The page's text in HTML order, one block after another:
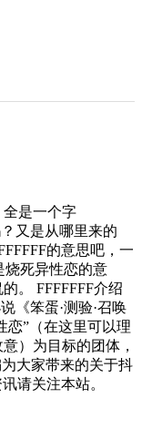
是一个字
又是从哪里来的
的意思吧，一
烧死异性恋的意
。 FFFFFFF介绍
《笨蛋·测验·召唤
恋”（在这里可以理
）为目标的团体，
大家带来的关于抖
请关注本站。